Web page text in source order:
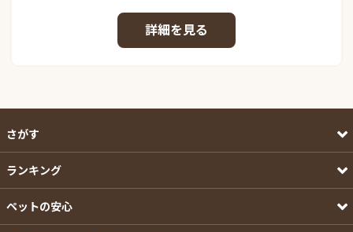
詳細を見る
さがす
ランキング
ペットの安心